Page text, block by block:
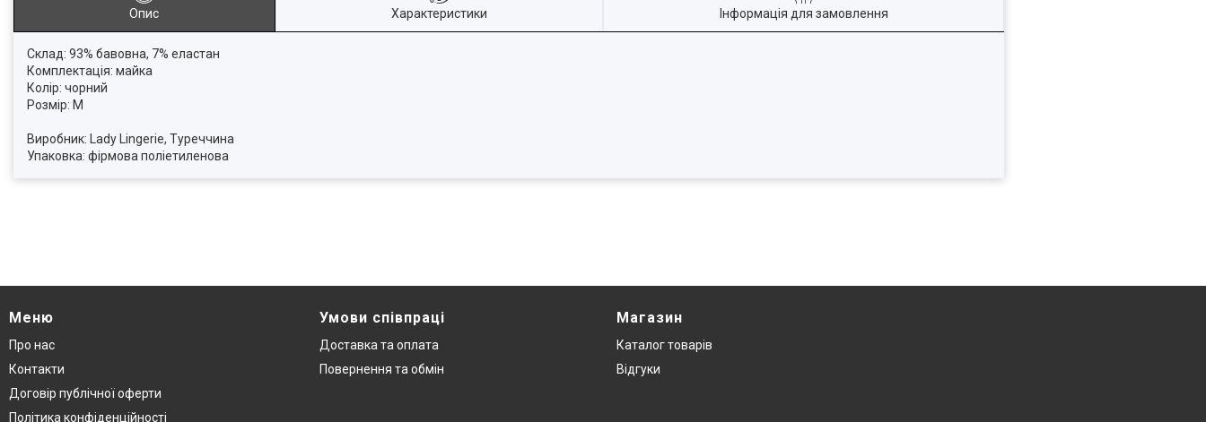
Опис Характеристики Інформація для замовлення
Склад: 93% бавовна, 7% еластан
Комплектація: майка
Колір: чорний
Розмір: М
Виробник: Lady Lingerie, Туреччина
Упаковка: фірмова поліетиленова
Меню
Про нас
Контакти
Договір публічної оферти
Політика конфіденційності
Умови співпраці
Доставка та оплата
Повернення та обмін
Магазин
Каталог товарів
Відгуки